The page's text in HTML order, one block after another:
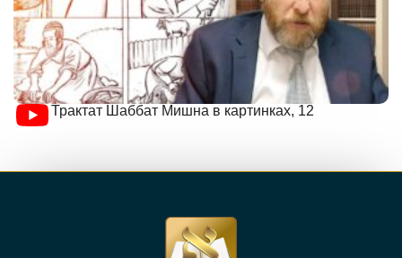
Трактат Шаббат Мишна в картинках, 12